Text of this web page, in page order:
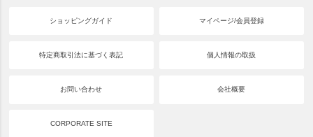
ショッピングガイド マイページ/会員登録
特定商取引法に基づく表記 個人情報の取扱
お問い合わせ 会社概要
CORPORATE SITE